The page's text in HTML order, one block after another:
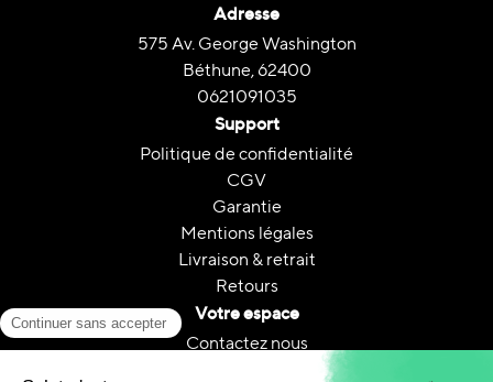
Adresse
575 Av. George Washington
Béthune, 62400
0621091035
Support
Politique de confidentialité
CGV
Garantie
Mentions légales
Livraison & retrait
Retours
Votre espace
Contactez nous